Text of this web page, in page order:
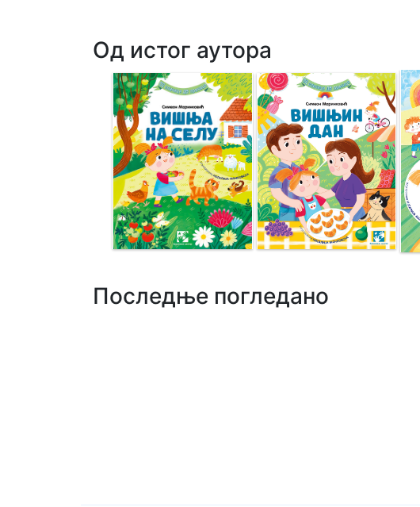
Од истог аутора
Последње погледано